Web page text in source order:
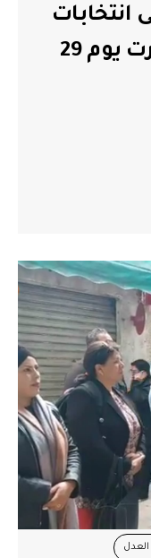
انتخابات
تشريعية جزئية في بنزرت يوم 29
العدل